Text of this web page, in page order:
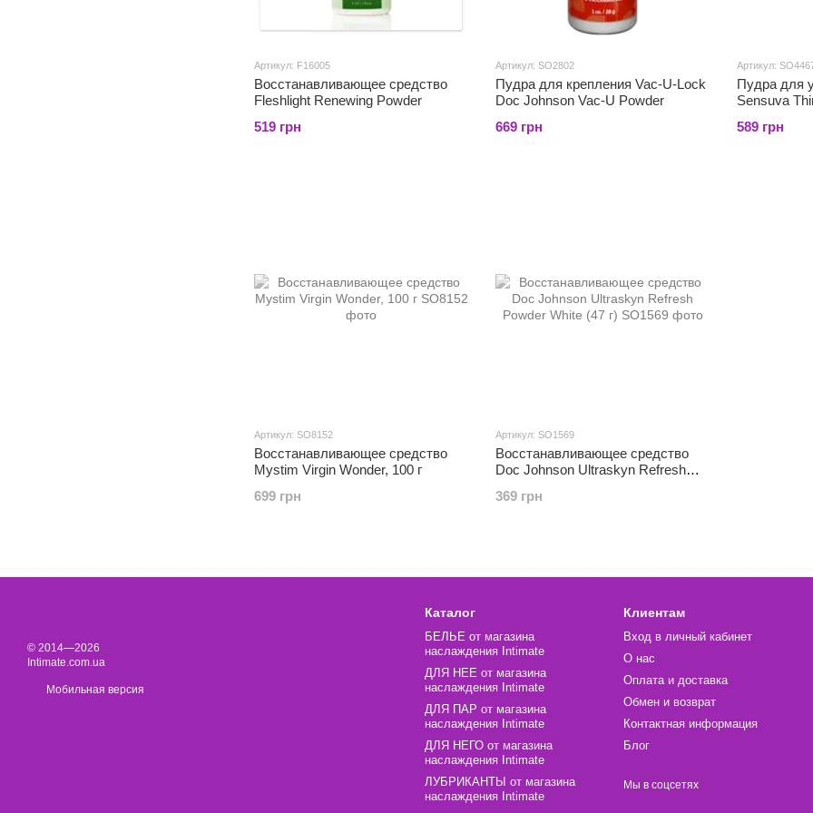
Артикул: F16005
Восстанавливающее средство
Fleshlight Renewing Powder
519 грн
Артикул: SO2802
Пудра для крепления Vac-U-Lock
Doc Johnson Vac-U Powder
669 грн
Артикул:
Пудра для
Sensuva
589 грн
Артикул: SO8152
Восстанавливающее средство
Mystim Virgin Wonder, 100 г
699 грн
Артикул: SO1569
Восстанавливающее средство
Doc Johnson Ultraskyn Refresh
369 грн
© 2014—2026
Intimate.com.ua
Мобильная версия
Каталог
БЕЛЬЕ от магазина
наслаждения Intimate
ДЛЯ НЕЕ от магазина
наслаждения Intimate
ДЛЯ ПАР от магазина
наслаждения Intimate
ДЛЯ НЕГО от магазина
наслаждения Intimate
ЛУБРИКАНТЫ от магазина
наслаждения Intimate
Клиентам
Вход в личный кабинет
О нас
Оплата и доставка
Обмен и возврат
Контактная информация
Блог
Мы в соцсетях